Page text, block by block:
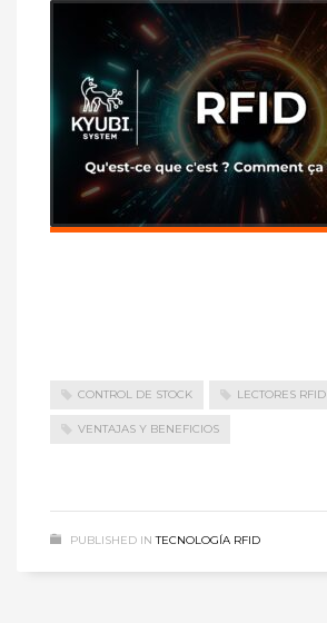
CONTROL DE STOCK LECTORES RFID
VENTAJAS Y BENEFICIOS
PUBLISHED IN TECNOLOGÍA RFID